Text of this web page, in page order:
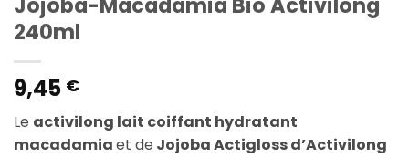
240ml
9,45 €
Le activilong lait coiffant hydratant
macadamiaet de Jojoba Actigloss d’Activilong